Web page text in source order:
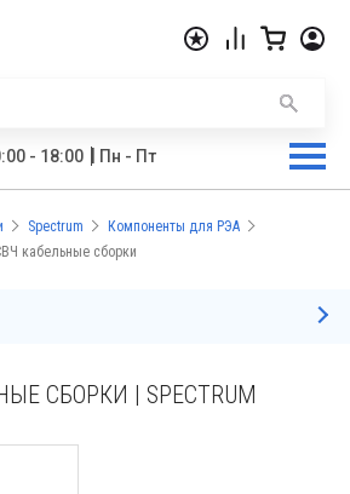
- 18:00 Пн - Пт
Spectrum
Компоненты для РЭА
кабельные сборки
СБОРКИ | SPECTRUM